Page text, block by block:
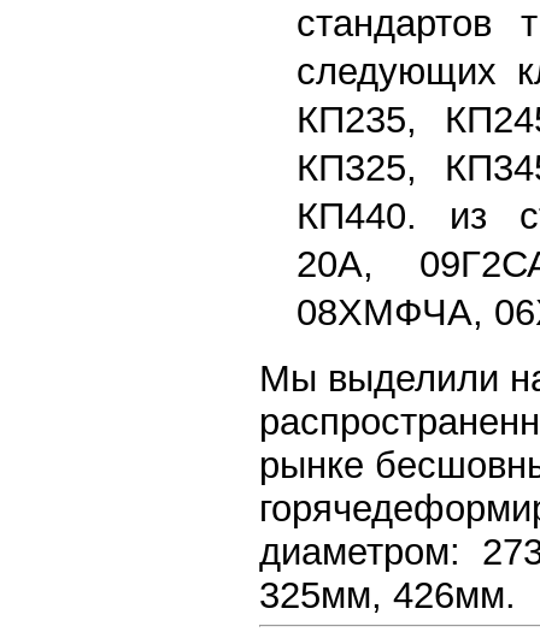
стандартов
следующих
КП235,
КП325,
КП440. из
20А,
08ХМФЧА,
Мы выделили
рынке
диаметром:
325мм, 426мм.